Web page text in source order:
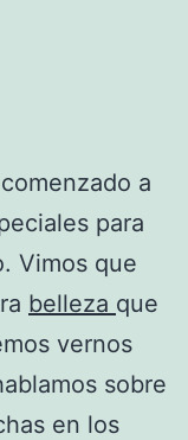
a
para
Vimos que
belleza que
vernos
sobre
en los